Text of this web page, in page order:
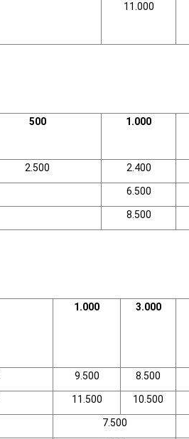
11.000
500 1.000
2.500 2.400
6.500
8.500
1.000 3.000
9.500 8.500
11.500 10.500
7.500